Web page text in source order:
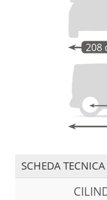
208
SCHEDA TECNICA